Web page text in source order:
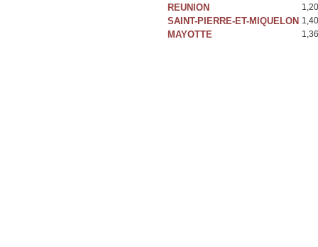
REUNION
SAINT-PIERRE-ET-MIQUELON
MAYOTTE